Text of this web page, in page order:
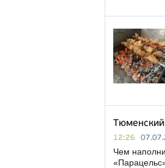
Тюменский
12:26
Чем